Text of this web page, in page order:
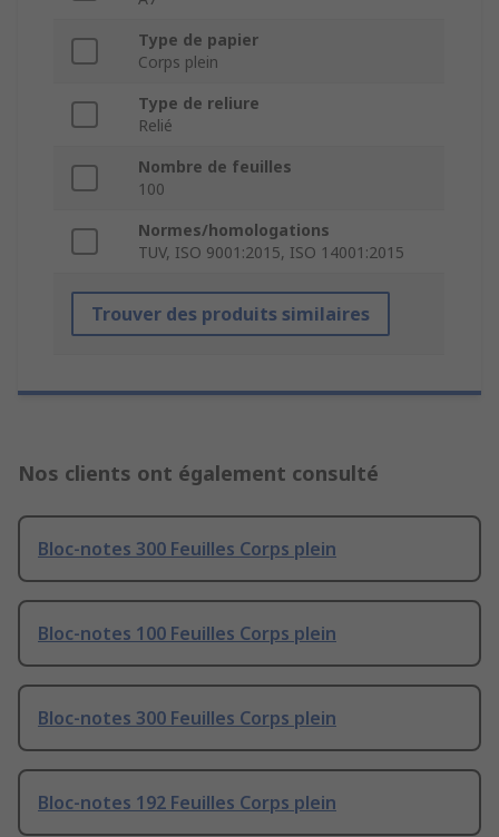
Type de papier
Corps plein
Type de reliure
Relié
Nombre de feuilles
100
Normes/homologations
TUV, ISO 9001:2015, ISO 14001:2015
Trouver des produits similaires
Nos clients ont également consulté
Bloc-notes 300 Feuilles Corps plein
Bloc-notes 100 Feuilles Corps plein
Bloc-notes 300 Feuilles Corps plein
Bloc-notes 192 Feuilles Corps plein